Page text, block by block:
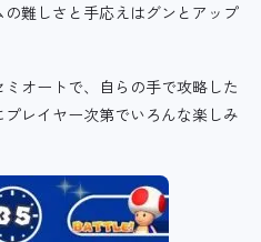
難しさと手応えはグンとアップ
オートで、自らの手で攻略した
レイヤー次第でいろんな楽しみ